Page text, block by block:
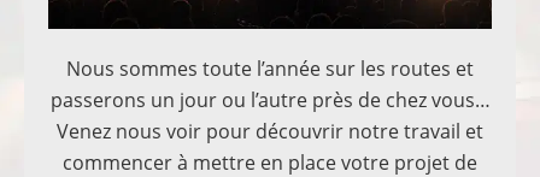
Nous sommes toute l’année sur les routes et
passerons un jour ou l’autre près de chez vous…
Venez nous voir pour découvrir notre travail et
commencer à mettre en place votre projet de